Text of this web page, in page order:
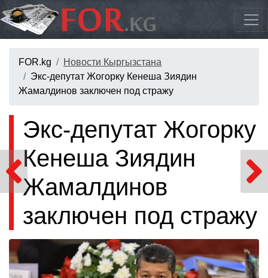
FOR.kg
Новости Кыргызстана
Экс-депутат Жогорку Кенеша Зиядин
Жамалдинов заключен под стражу
Экс-депутат Жогорку
Кенеша Зиядин
Жамалдинов
заключен под стражу